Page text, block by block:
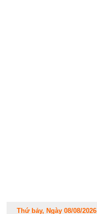
Thứ bảy, Ngày 08/08/2026